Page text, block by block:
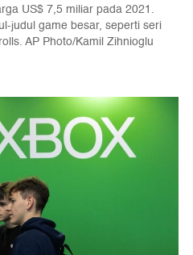
US$ 7,5 miliar pada 2021.
judul game besar, seperti seri
AP Photo/Kamil Zihnioglu